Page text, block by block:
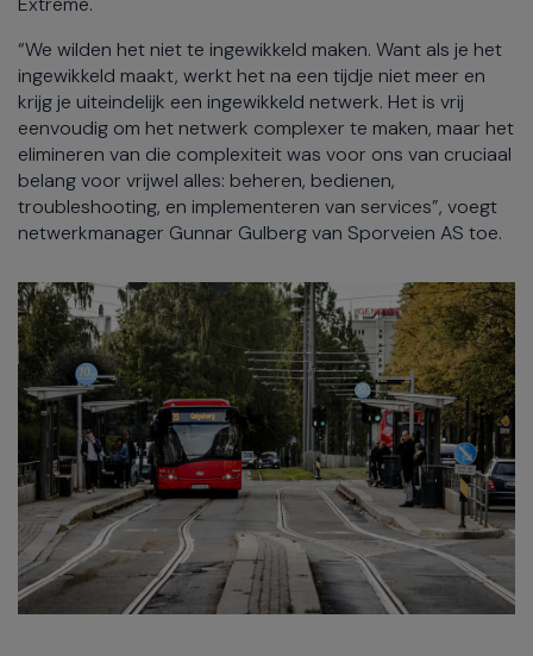
“We wilden het niet te ingewikkeld maken. Want als je het
ingewikkeld maakt, werkt het na een tijdje niet meer en
krijg je uiteindelijk een ingewikkeld netwerk. Het is vrij
eenvoudig om het netwerk complexer te maken, maar het
elimineren van die complexiteit was voor ons van cruciaal
belang voor vrijwel alles: beheren, bedienen,
troubleshooting, en implementeren van services”, voegt
netwerkmanager Gunnar Gulberg van Sporveien AS toe.